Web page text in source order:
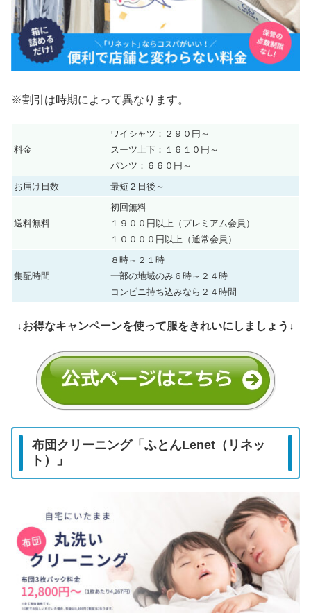
※割引は時期によって異なります。
料金
ワイシャツ：２９０円～
スーツ上下：１６１０円～
パンツ：６６０円～
お届け日数
最短２日後～
送料無料
初回無料
１９００円以上（プレミアム会員）
１００００円以上（通常会員）
集配時間
８時～２１時
一部の地域のみ６時～２４時
コンビニ持ち込みなら２４時間
↓お得なキャンペーンを使って服をきれいにしましょう↓
布団クリーニング「ふとんLenet（リネッ
ト）」